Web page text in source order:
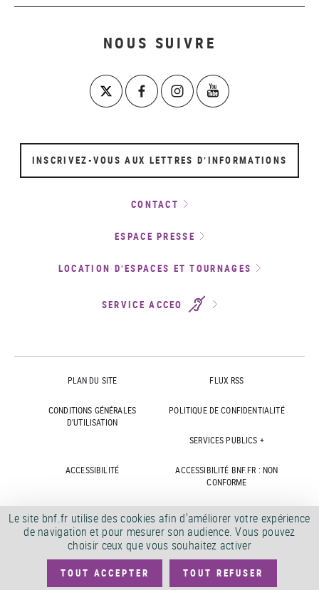
NOUS SUIVRE
INSCRIVEZ-VOUS AUX LETTRES D’INFORMATIONS
CONTACT
ESPACE PRESSE
LOCATION D’ESPACES ET TOURNAGES
SERVICE ACCEO
PLAN DU SITE FLUX RSS
CONDITIONS GÉNÉRALES
D'UTILISATION
POLITIQUE DE CONFIDENTIALITÉ
SERVICES PUBLICS +
ACCESSIBILITÉ
ACCESSIBILITÉ BNF.FR : NON
CONFORME
MARCHÉS PUBLICS OFFRES D'EMPLOI
DÉMATÉRIALISATION FACTURES CRÉDITS
©
Le site bnf.fr utilise des cookies afin d'améliorer votre expérience
de navigation et pour mesurer son audience. Vous pouvez
choisir ceux que vous souhaitez activer
TOUT ACCEPTER TOUT REFUSER